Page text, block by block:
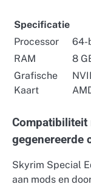
Specificatie
Processor
64-
RAM
8
Grafische
Kaart
Compatibiliteit
gegenereerde
Skyrim Special
aan mods en